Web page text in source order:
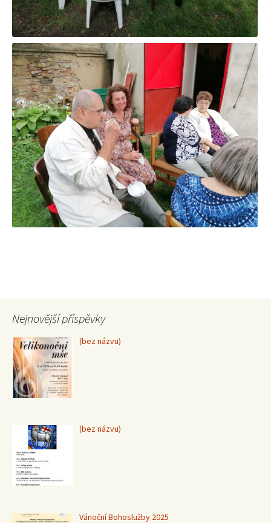
Nejnovější příspěvky
(bez názvu)Příspěvek
(bez názvu)Příspěvek
Vánoční Bohoslužby 2025